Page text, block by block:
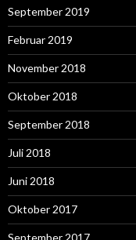
September 2019
Februar 2019
November 2018
Oktober 2018
September 2018
Juli 2018
Juni 2018
Oktober 2017